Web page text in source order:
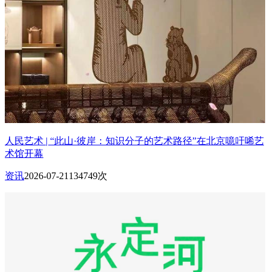
人民艺术 | “此山·彼岸：知识分子的艺术路径”在北京噫吁唏艺
术馆开幕
资讯2026-07-21 134749次